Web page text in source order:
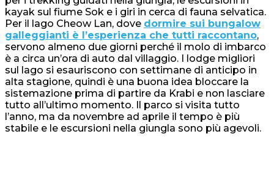
kayak sul fiume Sok e i giri in cerca di fauna selvatica.
Per il lago Cheow Lan, dove dormire sui bungalow
galleggianti è l’esperienza che tutti raccontano,
servono almeno due giorni perché il molo di imbarco
è a circa un’ora di auto dal villaggio. I lodge migliori
sul lago si esauriscono con settimane di anticipo in
alta stagione, quindi è una buona idea bloccare la
sistemazione prima di partire da Krabi e non lasciare
tutto all’ultimo momento. Il parco si visita tutto
l’anno, ma da novembre ad aprile il tempo è più
stabile e le escursioni nella giungla sono più agevoli.